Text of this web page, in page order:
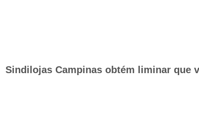
Sindilojas Campinas obtém liminar que